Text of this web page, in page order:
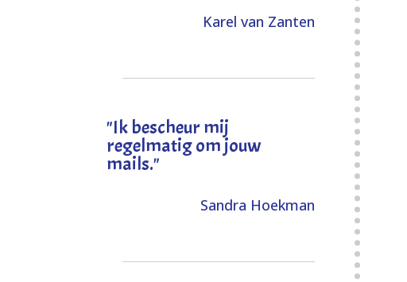
Karel van Zanten
"Ik bescheur mij
regelmatig om jouw
mails."
Sandra Hoekman